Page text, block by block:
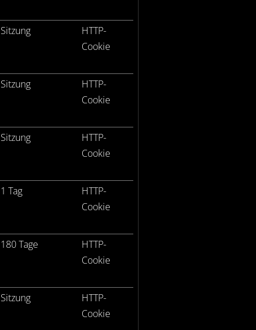
Sitzung
HTTP-
Cookie
Sitzung
HTTP-
Cookie
Sitzung
HTTP-
Cookie
1 Tag
HTTP-
Cookie
180 Tage
HTTP-
Cookie
Sitzung
HTTP-
Cookie